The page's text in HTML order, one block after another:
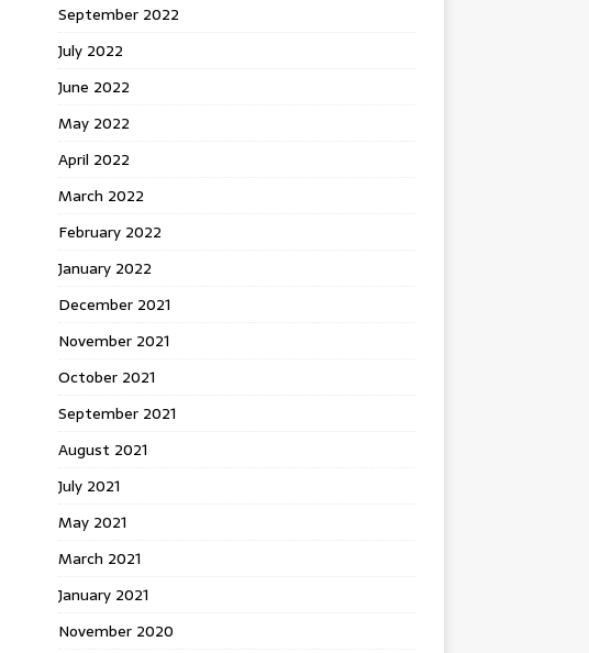
September 2022
July 2022
June 2022
May 2022
April 2022
March 2022
February 2022
January 2022
December 2021
November 2021
October 2021
September 2021
August 2021
July 2021
May 2021
March 2021
January 2021
November 2020